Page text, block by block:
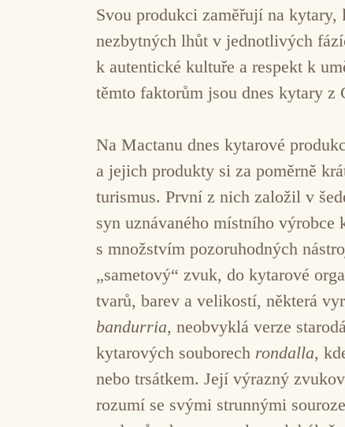
Svou produkci zaměřují na
nezbytných lhůt v jednotlivých
k autentické kultuře a respekt k
těmto faktorům jsou dnes kytary
Na Mactanu dnes kytarové
a jejich produkty si za poměrně
turismus. První z nich založil v
syn uznávaného místního
s množstvím pozoruhodných
„sametový“ zvuk, do kytarové
tvarů, barev a velikostí, některá
bandurria, neobvyklá verze
kytarových souborech rondalla,
nebo trsátkem. Její výrazný
rozumí se svými strunnými